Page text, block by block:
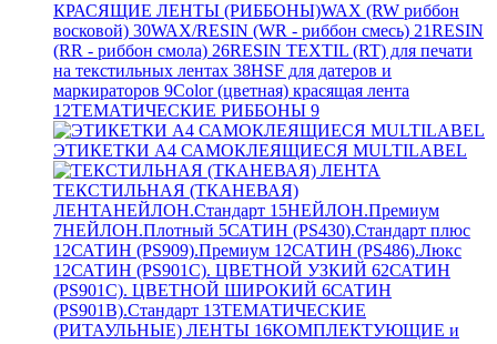
КРАСЯЩИЕ ЛЕНТЫ (РИББОНЫ)WAX (RW риббон
восковой) 30WAX/RESIN (WR - риббон смесь) 21RESIN
(RR - риббон смола) 26RESIN TEXTIL (RT) для печати
на текстильных лентах 38HSF для датеров и
маркираторов 9Color (цветная) красящая лента
12ТЕМАТИЧЕСКИЕ РИББОНЫ 9
ЭТИКЕТКИ А4 САМОКЛЕЯЩИЕСЯ MULTILABEL
ТЕКСТИЛЬНАЯ (ТКАНЕВАЯ)
ЛЕНТАНЕЙЛОН.Стандарт 15НЕЙЛОН.Премиум
7НЕЙЛОН.Плотный 5САТИН (PS430).Стандарт плюс
12САТИН (PS909).Премиум 12САТИН (PS486).Люкс
12САТИН (PS901C). ЦВЕТНОЙ УЗКИЙ 62САТИН
(PS901C). ЦВЕТНОЙ ШИРОКИЙ 6САТИН
(PS901B).Стандарт 13ТЕМАТИЧЕСКИЕ
(РИТАУЛЬНЫЕ) ЛЕНТЫ 16КОМПЛЕКТУЮЩИЕ и